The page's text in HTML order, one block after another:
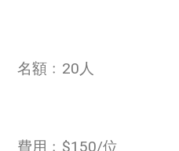
名額﹕20人
費用﹕$150/位